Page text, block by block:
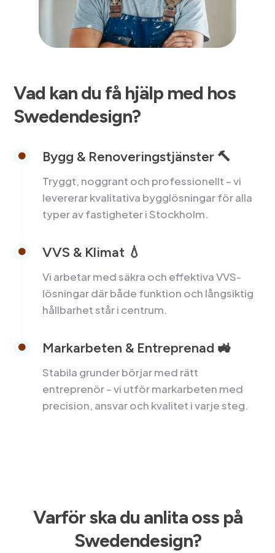
Vad kan du få hjälp med hos
Swedendesign?
 Bygg & Renoveringstjänster 🔨
Tryggt, noggrant och professionellt – vi
levererar kvalitativa bygglösningar för alla
typer av fastigheter i Stockholm.
 VVS & Klimat 💧
Vi arbetar med säkra och effektiva VVS-
lösningar där både funktion och långsiktig
hållbarhet står i centrum.
 Markarbeten & Entreprenad 🚜
Stabila grunder börjar med rätt
entreprenör – vi utför markarbeten med
precision, ansvar och kvalitet i varje steg.
Varför ska du anlita oss på
Swedendesign?